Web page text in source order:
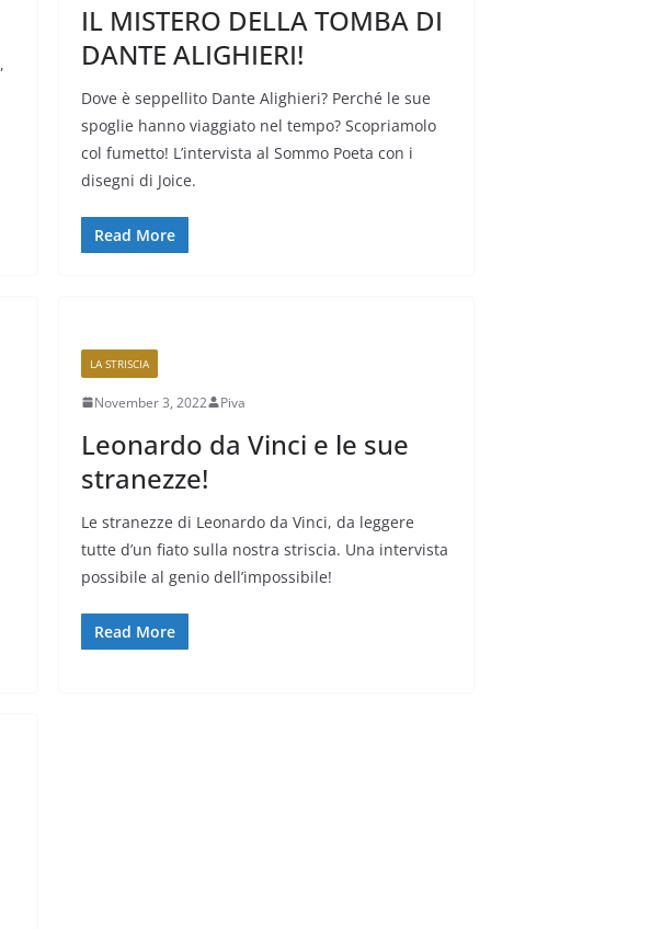
IL MISTERO DELLA TOMBA DI
DANTE ALIGHIERI!
Dove è seppellito Dante Alighieri? Perché le sue
spoglie hanno viaggiato nel tempo? Scopriamolo
col fumetto! L’intervista al Sommo Poeta con i
disegni di Joice.
Read More
LA STRISCIA
November 3, 2022 Piva
Leonardo da Vinci e le sue
stranezze!
Le stranezze di Leonardo da Vinci, da leggere
tutte d’un fiato sulla nostra striscia. Una intervista
possibile al genio dell’impossibile!
Read More